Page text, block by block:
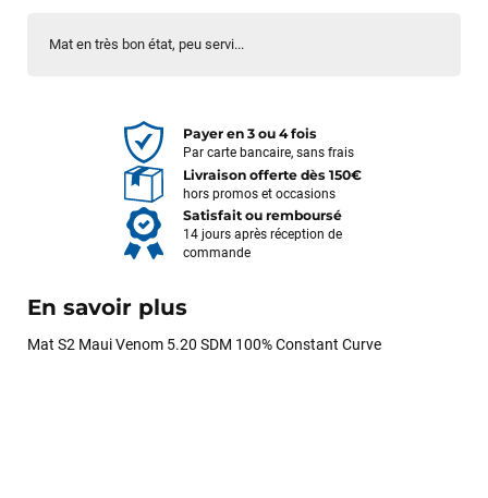
Mat en très bon état, peu servi...
Payer en 3 ou 4 fois
Par carte bancaire, sans frais
Livraison offerte dès 150€
hors promos et occasions
Satisfait ou remboursé
14 jours après réception de
commande
En savoir plus
Mat S2 Maui Venom 5.20 SDM 100% Constant Curve